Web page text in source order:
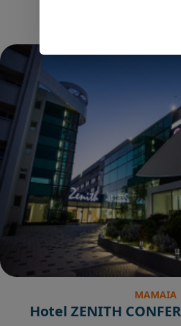
MAMAIA
Hotel ZENITH